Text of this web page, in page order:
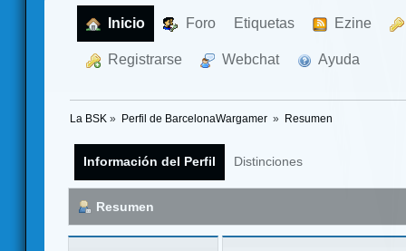
Inicio Foro Etiquetas Ezine
Registrarse Webchat Ayuda
La BSK » Perfil de BarcelonaWargamer » Resumen
Información del Perfil Distinciones
Resumen